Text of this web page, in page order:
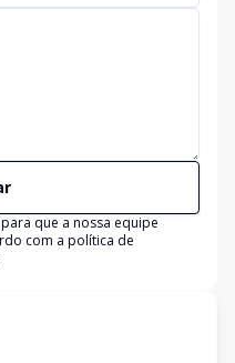
que a nossa equipe
com a política de